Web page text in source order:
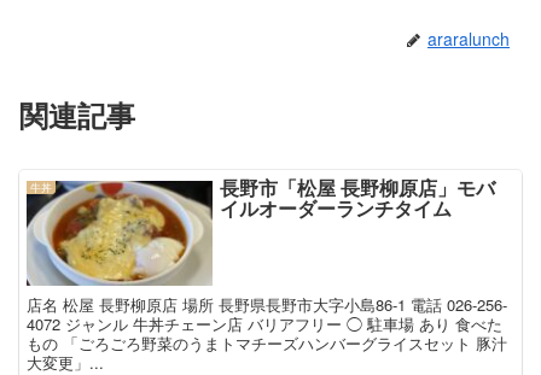
araralunch
関連記事
牛丼 長野市「松屋 長野柳原店」モバ
イルオーダーランチタイム
店名 松屋 長野柳原店 場所 長野県長野市大字小島86-1 電話 026-256-
4072 ジャンル 牛丼チェーン店 バリアフリー ◯ 駐車場 あり 食べた
もの 「ごろごろ野菜のうまトマチーズハンバーグライスセット 豚汁
大変更」...